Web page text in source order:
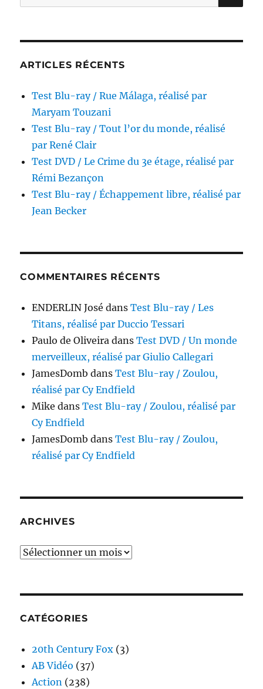
Jessica
pour :
ARTICLES RÉCENTS
Test Blu-ray / Rue Málaga, réalisé par
Maryam Touzani
Test Blu-ray / Tout l’or du monde, réalisé
par René Clair
Test DVD / Le Crime du 3e étage, réalisé par
Rémi Bezançon
Test Blu-ray / Échappement libre, réalisé par
Jean Becker
COMMENTAIRES RÉCENTS
ENDERLIN José dansTest Blu-ray / Les
Titans, réalisé par Duccio Tessari
Paulo de Oliveira dansTest DVD / Un monde
merveilleux, réalisé par Giulio Callegari
JamesDomb dansTest Blu-ray / Zoulou,
réalisé par Cy Endfield
Mike dansTest Blu-ray / Zoulou, réalisé par
Cy Endfield
JamesDomb dansTest Blu-ray / Zoulou,
réalisé par Cy Endfield
ARCHIVES
Archives
CATÉGORIES
20th Century Fox (3)
AB Vidéo (37)
Action (238)